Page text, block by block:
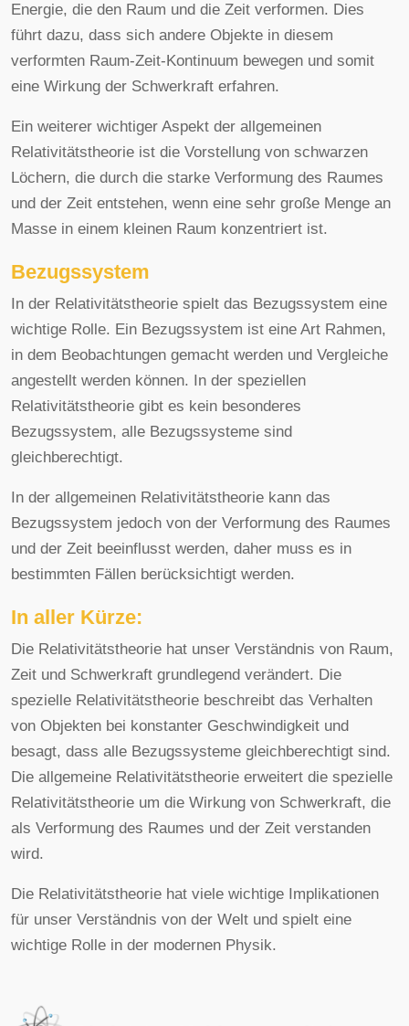
Energie, die den Raum und die Zeit verformen. Dies
führt dazu, dass sich andere Objekte in diesem
verformten Raum-Zeit-Kontinuum bewegen und somit
eine Wirkung der Schwerkraft erfahren.
Ein weiterer wichtiger Aspekt der allgemeinen
Relativitätstheorie ist die Vorstellung von schwarzen
Löchern, die durch die starke Verformung des Raumes
und der Zeit entstehen, wenn eine sehr große Menge an
Masse in einem kleinen Raum konzentriert ist.
Bezugssystem
In der Relativitätstheorie spielt das Bezugssystem eine
wichtige Rolle. Ein Bezugssystem ist eine Art Rahmen,
in dem Beobachtungen gemacht werden und Vergleiche
angestellt werden können. In der speziellen
Relativitätstheorie gibt es kein besonderes
Bezugssystem, alle Bezugssysteme sind
gleichberechtigt.
In der allgemeinen Relativitätstheorie kann das
Bezugssystem jedoch von der Verformung des Raumes
und der Zeit beeinflusst werden, daher muss es in
bestimmten Fällen berücksichtigt werden.
In aller Kürze:
Die Relativitätstheorie hat unser Verständnis von Raum,
Zeit und Schwerkraft grundlegend verändert. Die
spezielle Relativitätstheorie beschreibt das Verhalten
von Objekten bei konstanter Geschwindigkeit und
besagt, dass alle Bezugssysteme gleichberechtigt sind.
Die allgemeine Relativitätstheorie erweitert die spezielle
Relativitätstheorie um die Wirkung von Schwerkraft, die
als Verformung des Raumes und der Zeit verstanden
wird.
Die Relativitätstheorie hat viele wichtige Implikationen
für unser Verständnis von der Welt und spielt eine
wichtige Rolle in der modernen Physik.